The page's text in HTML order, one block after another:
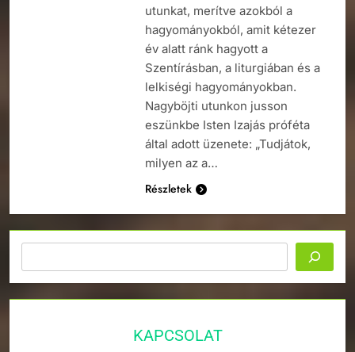
utunkat, merítve azokból a
hagyományokból, amit kétezer
év alatt ránk hagyott a
Szentírásban, a liturgiában és a
lelkiségi hagyományokban.
Nagyböjti utunkon jusson
eszünkbe Isten Izajás próféta
által adott üzenete: „Tudjátok,
milyen az a…
Részletek
KAPCSOLAT